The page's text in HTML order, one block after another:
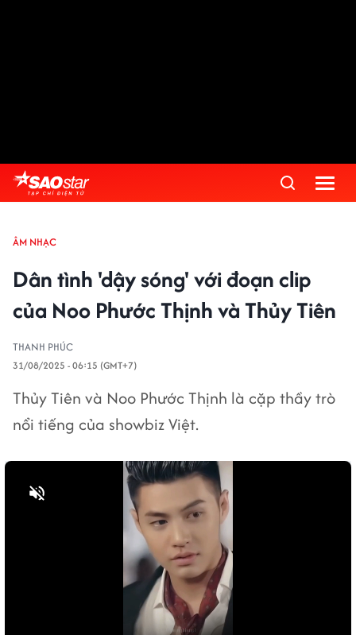
ÂM NHẠC
Dân tình 'dậy sóng' với đoạn clip
của Noo Phước Thịnh và Thủy Tiên
THANH PHÚC
31/08/2025 - 06:15 (GMT+7)
Thủy Tiên và Noo Phước Thịnh là cặp thầy trò
nổi tiếng của showbiz Việt.